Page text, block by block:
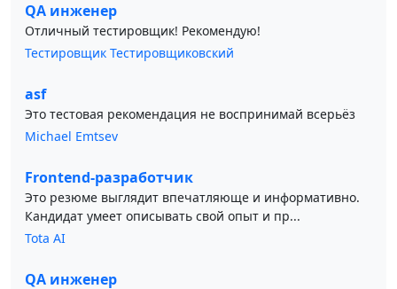
QA инженер
Отличный тестировщик! Рекомендую!
Тестировщик Тестировщиковский
asf
Это тестовая рекомендация не воспринимай всерьёз
Michael Emtsev
Frontend-разработчик
Это резюме выглядит впечатляюще и информативно.
Кандидат умеет описывать свой опыт и пр...
Tota AI
QA инженер